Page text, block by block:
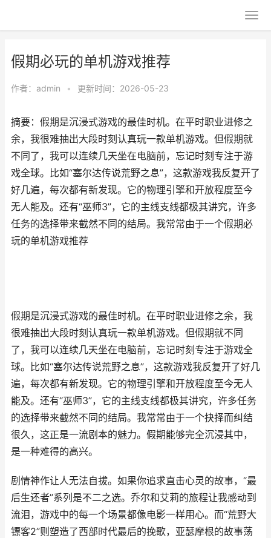
假期必玩的单机游戏推荐
作者： admin • 更新时间：2026-05-23
摘要：假期是沉浸式游戏的最佳时机。在平时职业进修之
余，我很难抽出大段时刻认真玩一款单机游戏。但假期就
不同了，我可以连续几天坐在电脑前，忘记时刻专注于游
戏全球。比如“塞尔达传说荒野之息”，这款游戏我反复开了
好几遍，每次都有新发现。它的物理引擎和开放程度至今
无人能及。还有“巫师3”，它的主线支线都极其讲究，许多
任务的选择带来截然不同的结局。我常常由于一个假期必
玩的单机游戏推荐
假期是沉浸式游戏的最佳时机。在平时职业进修之余，我
很难抽出大段时刻认真玩一款单机游戏。但假期就不同
了，我可以连续几天坐在电脑前，忘记时刻专注于游戏全
球。比如“塞尔达传说荒野之息”，这款游戏我反复开了好几
遍，每次都有新发现。它的物理引擎和开放程度至今无人
能及。还有“巫师3”，它的主线支线都极其讲究，许多任务
的选择带来截然不同的结局。我常常由于一个抉择而纠结
很久，这正是一流剧本的魅力。假期能够完全沉浸其中，
是一种难得的高兴。
剧情神作让人无法自拔。如果你追求直击心灵的故事，“最
后生还者”系列是不二之选。乔尔和艾莉的旅程让我感动到
流泪，游戏中的每一个场景都像电影一样用心。而“荒野大
镖客2”则塑造了西部时代最后的挽歌，亚瑟摩根的故事荡